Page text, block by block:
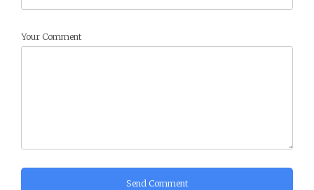
Your Comment
Send Comment